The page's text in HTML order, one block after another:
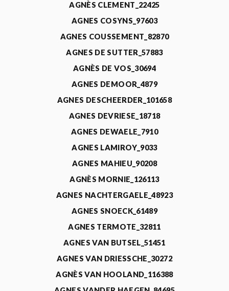
AGNÈS CLEMENT_22425
AGNES COSYNS_97603
AGNES COUSSEMENT_82870
AGNES DE SUTTER_57883
AGNÈS DE VOS_30694
AGNES DEMOOR_4879
AGNES DESCHEERDER_101658
AGNES DEVRIESE_18718
AGNES DEWAELE_7910
AGNES LAMIROY_9033
AGNES MAHIEU_90208
AGNÈS MORNIE_126113
AGNES NACHTERGAELE_48923
AGNES SNOECK_61489
AGNES TERMOTE_32811
AGNES VAN BUTSEL_51451
AGNES VAN DRIESSCHE_30272
AGNÈS VAN HOOLAND_116388